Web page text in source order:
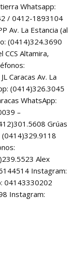
Whatsapp:
/ 0412-1893104
Av. La Estancia (al
(0414)324.3690
Altamira,
Caracas Av. La
(0414)326.3045
WhatsApp:
–
Grúas
(0414)329.9118
Alex
Instagram:
04143330202
Instagram: